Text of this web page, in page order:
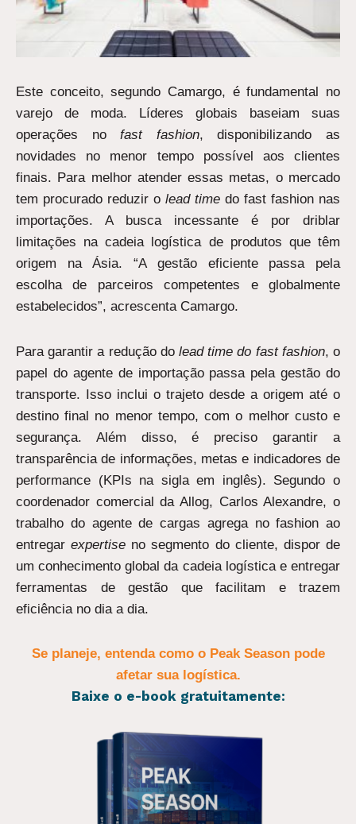
Este conceito, segundo Camargo, é fundamental no
varejo de moda. Líderes globais baseiam suas
operações nofast fashion, disponibilizando as
novidades no menor tempo possível aos clientes
finais. Para melhor atender essas metas, o mercado
tem procurado reduzir o lead time do fast fashion nas
importações. A busca incessante é por driblar
limitações na cadeia logística de produtos que têm
origem na Ásia. “A gestão eficiente passa pela
escolha de parceiros competentes e globalmente
estabelecidos”, acrescenta Camargo.
Para garantir a redução do lead time do fast fashion, o
papel do agente de importação passa pela gestão do
transporte. Isso inclui o trajeto desde a origem até o
destino final no menor tempo, com o melhor custo e
segurança. Além disso, é preciso garantir a
transparência de informações, metas e indicadores de
performance (KPIs na sigla em inglês). Segundo o
coordenador comercial da Allog, Carlos Alexandre, o
trabalho do agente de cargas agrega no fashion ao
entregarexpertise no segmento do cliente, dispor de
um conhecimento global da cadeia logística e entregar
ferramentas de gestão que facilitam e trazem
eficiência no dia a dia.
Se planeje, entenda como o Peak Season pode
afetar sua logística.
Baixe o e-book gratuitamente: